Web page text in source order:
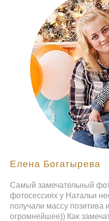
Елена Богатырева
Самый замечательный
фотосессиях у Натальи
получали массу позитива
огромнейшее)) Как